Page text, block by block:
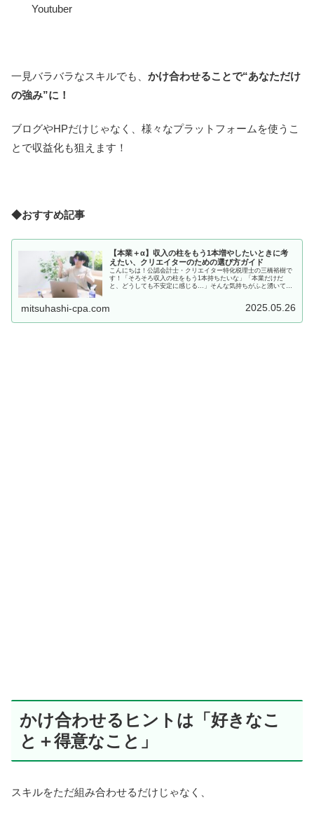
Youtuber
一見バラバラなスキルでも、 かけ合わせることで“あなただけ
の強み”に！
ブログやHPだけじゃなく、様々なプラットフォームを使うこ
とで収益化も狙えます！
◆おすすめ記事
【本業＋α】収入の柱をもう1本増やしたいときに考
えたい、クリエイターのための選び方ガイド
こんにちは！公認会計士・クリエイター特化税理士の三橋裕樹で
す！「そろそろ収入の柱をもう1本持ちたいな」「本業だけだ
と、どうしても不安定に感じる…」そんな気持ちがふと湧いてく
mitsuhashi-cpa.com 2025.05.26
かけ合わせるヒントは「好きなこ
と＋得意なこと」
スキルをただ組み合わせるだけじゃなく、